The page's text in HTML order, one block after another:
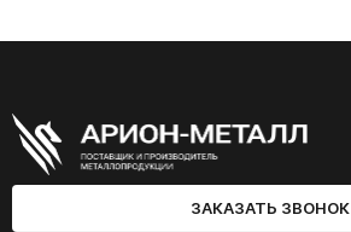
ЗАКАЗАТЬ ЗВОНОК